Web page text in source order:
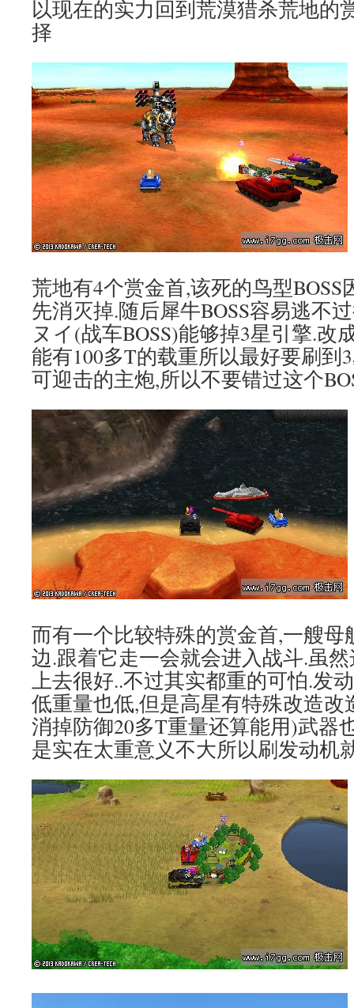
以现在的实力回到荒漠猎杀荒地的
择
荒地有4个赏金首,该死的鸟型
先消灭掉.随后犀牛BOSS容易逃不
ヌイ(战车BOSS)能够掉3星引擎.改
能有100多T的载重所以最好要刷到
可迎击的主炮,所以不要错过这个
而有一个比较特殊的赏金首,一艘
边.跟着它走一会就会进入战斗.虽
上去很好..不过其实都重的可怕.发
低重量也低,但是高星有特殊改造改
消掉防御20多T重量还算能用)武器
是实在太重意义不大所以刷发动机